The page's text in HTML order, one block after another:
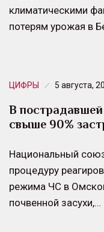
климатическими
потерям урожая в
ЦИФРЫ 5 августа,
В
свыше 90%
Национальный
процедуру
режима ЧС в
почвенной засухи,…